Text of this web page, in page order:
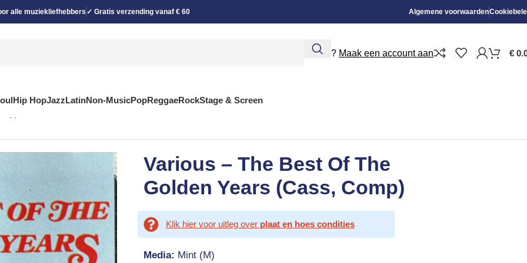
alle muziekliefhebbers ✓ Gratis verzending vanaf € 60 Algemene voorwaarden
Nieuw? Maak een account aan €
Hip HopJazzLatinNon-MusicPopReggaeRockStage & Screen
Various – The Best Of The
Golden Years (Cass, Comp)
Klik hier voor uitleg over plaat en hoes condities
Media: Mint (M)